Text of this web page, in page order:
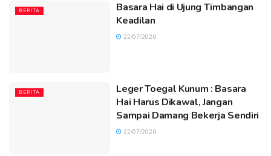
BERITA
Basara Hai di Ujung Timbangan
Keadilan
22/07/2026
BERITA
Leger Toegal Kunum : Basara
Hai Harus Dikawal, Jangan
Sampai Damang Bekerja Sendiri
22/07/2026